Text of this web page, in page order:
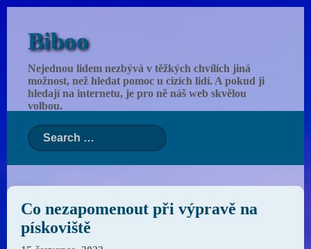
Biboo
Nejednou lidem nezbývá v těžkých chvílích jiná
možnost, než hledat pomoc u cizích lidí. A pokud ji
hledají na internetu, je pro ně náš web skvělou
volbou.
Co nezapomenout při výpravě na
pískoviště